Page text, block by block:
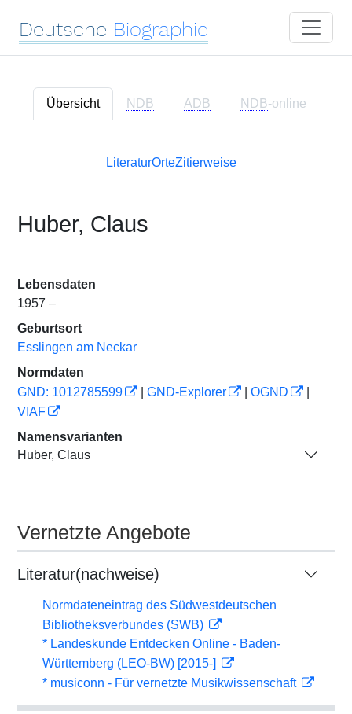
Deutsche Biographie
Übersicht NDB ADB NDB-online
LiteraturOrteZitierweise
Huber, Claus
Lebensdaten
1957 –
Geburtsort
Esslingen am Neckar
Normdaten
GND: 1012785599
GND-Explorer OGND
VIAF
Namensvarianten
Huber, Claus
Vernetzte Angebote
Literatur(nachweise)
Normdateneintrag des Südwestdeutschen
Bibliotheksverbundes (SWB)
* Landeskunde Entdecken Online - Baden-
Württemberg (LEO-BW) [2015-]
* musiconn - Für vernetzte Musikwissenschaft